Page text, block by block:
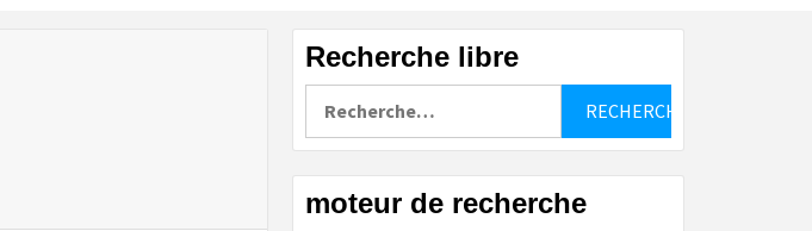
Recherche libre
moteur de recherche